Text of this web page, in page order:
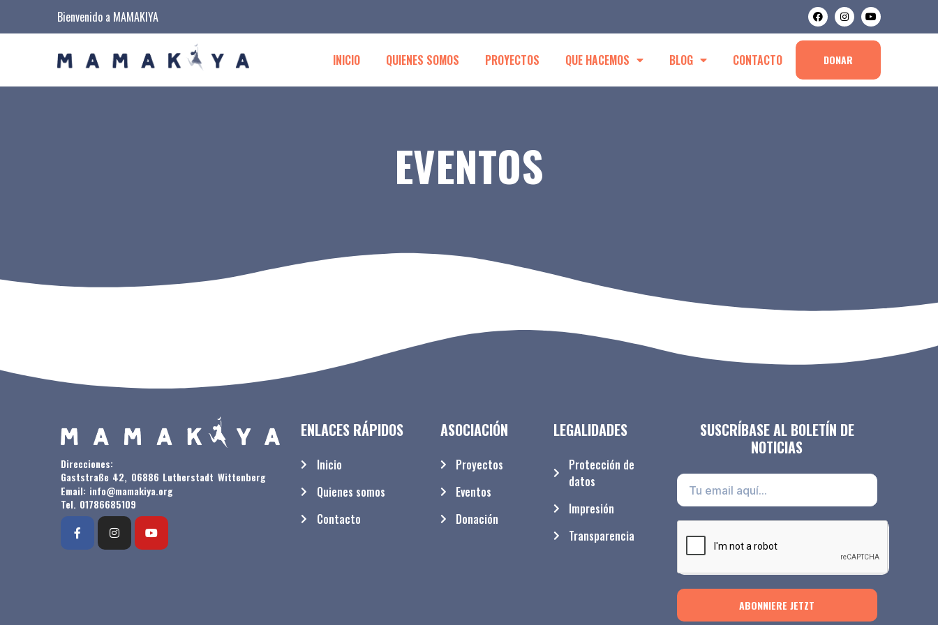
Bienvenido a MAMAKIYA
INICIO QUIENES SOMOS PROYECTOS QUE HACEMOS BLOG CONTACTO DONAR
EVENTOS
Direcciones:
Gaststraße 42, 06886 Lutherstadt Wittenberg
Email: info@mamakiya.org
Tel. 01786685109
ENLACES RÁPIDOS
Inicio
Quienes somos
Contacto
ASOCIACIÓN
Proyectos
Eventos
Donación
LEGALIDADES
Protección de
datos
Impresión
Transparencia
SUSCRÍBASE AL BOLETÍN DE
NOTICIAS
ABONNIERE JETZT